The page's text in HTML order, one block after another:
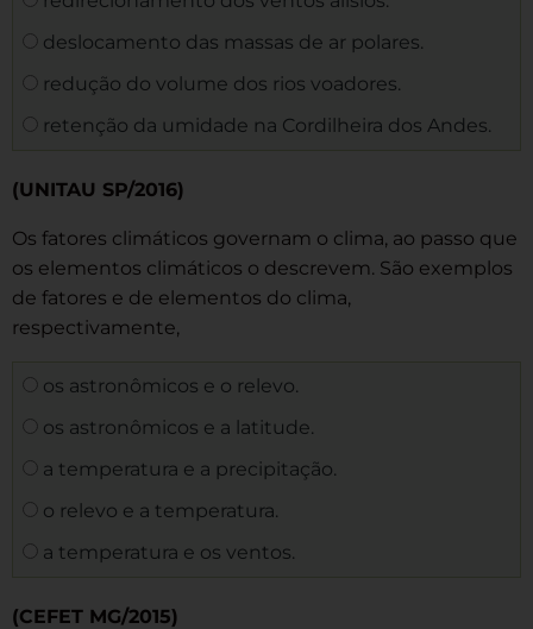
deslocamento das massas de ar polares.
redução do volume dos rios voadores.
retenção da umidade na Cordilheira dos Andes.
(UNITAU SP/2016)
Os fatores climáticos governam o clima, ao passo que
os elementos climáticos o descrevem. São exemplos
de fatores e de elementos do clima,
respectivamente,
os astronômicos e o relevo.
os astronômicos e a latitude.
a temperatura e a precipitação.
o relevo e a temperatura.
a temperatura e os ventos.
(CEFET MG/2015)